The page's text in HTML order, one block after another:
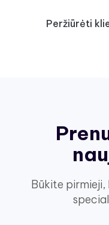
Peržiūrėti
Būkite pirmieji,